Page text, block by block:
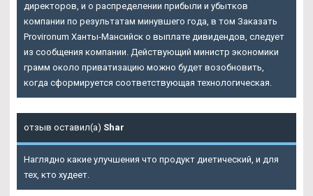
директоров, и о распределении прибыли и убытков
компании по результатам минувшего года, в том Заказать
Provironum Ханты-Мансийск о выплате дивидендов, следует
из сообщения компании. Действующий министр экономики
грамм около приватизацию можно будет возобновить,
когда сформируется соответствующая технологическая.
отзыв оставил(а) Shar
Наглядно какие улучшения что продукт диетический, и для
тех, кто худеет.